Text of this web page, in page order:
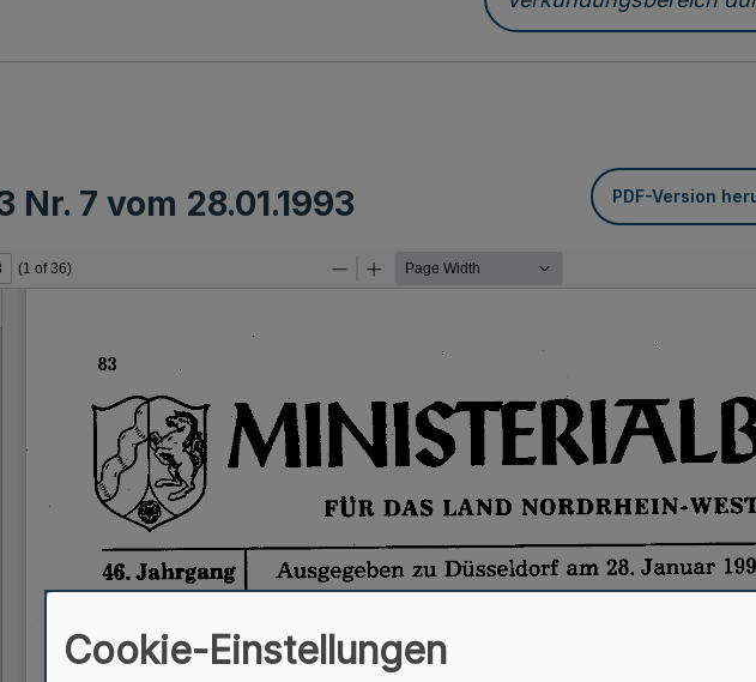
Verkündungsbereich
Nr. 7 vom 28.01.1993 PDF-Version
Cookie-Einstellungen